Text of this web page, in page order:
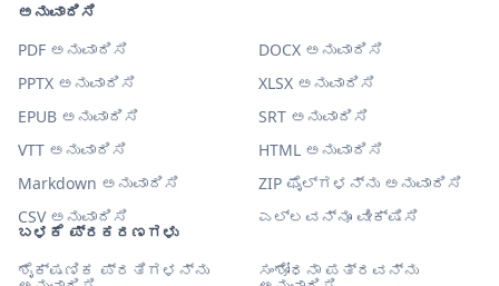
ಬಳಕೆ ಪ್ರಕರಣಗಳು
ಶೈಕ್ಷಣಿಕ ಪ್ರತಿಗಳನ್ನು
ಸಂಶೋಧನಾ ಪತ್ರವನ್ನು
ಅನುವಾದಿಸಿ
PDF ಅನುವಾದಿಸಿ
DOCX ಅನುವಾದಿಸಿ
PPTX ಅನುವಾದಿಸಿ
XLSX ಅನುವಾದಿಸಿ
EPUB ಅನುವಾದಿಸಿ
SRT ಅನುವಾದಿಸಿ
VTT ಅನುವಾದಿಸಿ
HTML ಅನುವಾದಿಸಿ
Markdown ಅನುವಾದಿಸಿ
ZIP ಫೈಲ್‌ಗಳನ್ನು ಅನುವಾದಿಸಿ
CSV ಅನುವಾದಿಸಿ
ಎಲ್ಲವನ್ನೂ ವೀಕ್ಷಿಸಿ